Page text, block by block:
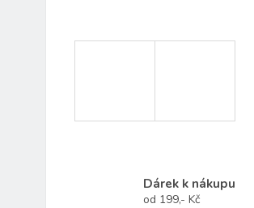
Dárek k nákupu
od 199,- Kč